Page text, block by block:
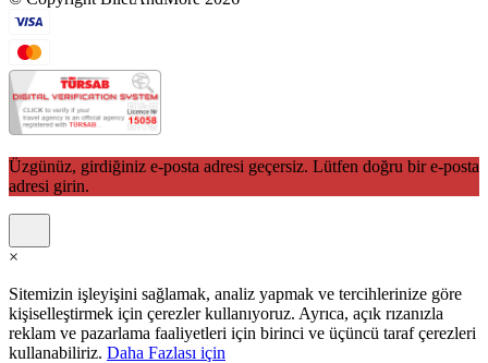
Üzgünüz, girdiğiniz e-posta adresi geçersiz. Lütfen doğru bir e-posta
adresi girin.
×
Sitemizin işleyişini sağlamak, analiz yapmak ve tercihlerinize göre
kişiselleştirmek için çerezler kullanıyoruz. Ayrıca, açık rızanızla
reklam ve pazarlama faaliyetleri için birinci ve üçüncü taraf çerezleri
kullanabiliriz. Daha Fazlası için